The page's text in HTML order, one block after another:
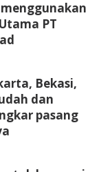
PT
Bekasi,
dan
pasang